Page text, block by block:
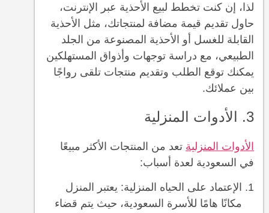
لذا، إن كنت تخطط لبيع الأحذية عبر الإنترنت،
حاول تقديم قيمة مضافة لمنتجاتك، مثل الأحذية
القابلة للغسل أو الأحذية المصنوعة من الجلد
الطبيعي، مع دراسة توجهات وأذواق المستهلكين
يمكنك توقع الطلب وتقديم منتجات تلقى رواجًا
بين عملائك.
3. الأدوات المنزلية
الأدوات المنزلية تعد من المنتجات الأكثر مبيعًا
في السعودية لعدة أسباب:
الإعتماد على الحياه المنزلية: يعتبر المنزل
مكانًا هامًا للأسرة السعودية، حيث يتم قضاء